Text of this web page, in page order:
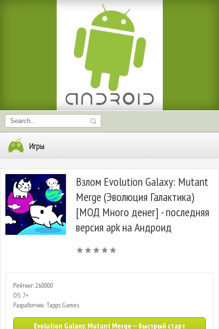
Игры
Взлом Evolution Galaxy: Mutant
Merge (Эволюция Галактика)
[МОД Много денег] - последняя
версия apk на Андроид
Рейтинг: 260000
OS: 7+
Разработчик: Tapps Games
Evolution Galaxy: Mutant Merge — быстрый старт